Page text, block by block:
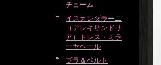
チューム
イスカンダラーニ
（アレキサンドリ
ア）ドレス・ミラ
ーヤベール
ブラ＆ベルト